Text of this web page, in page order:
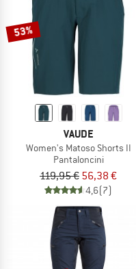
53%
VAUDE
Women's Matoso Shorts II
Pantaloncini
119,95 € 56,38 €
4,6(7)